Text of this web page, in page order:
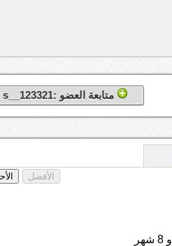
متابعة العضو :s__123321
الأفضل